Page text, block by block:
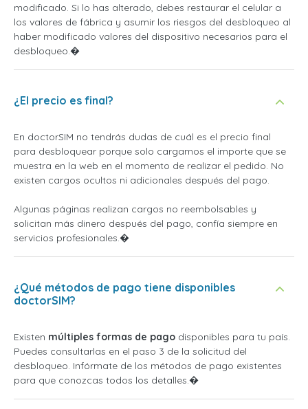
modificado. Si lo has alterado, debes restaurar el celular a
los valores de fábrica y asumir los riesgos del desbloqueo al
haber modificado valores del dispositivo necesarios para el
desbloqueo.�
¿El precio es final?
En doctorSIM no tendrás dudas de cuál es el precio final
para desbloquear porque solo cargamos el importe que se
muestra en la web en el momento de realizar el pedido. No
existen cargos ocultos ni adicionales después del pago.
Algunas páginas realizan cargos no reembolsables y
solicitan más dinero después del pago, confía siempre en
servicios profesionales.�
¿Qué métodos de pago tiene disponibles
doctorSIM?
Existen múltiples formas de pago disponibles para tu país.
Puedes consultarlas en el paso 3 de la solicitud del
desbloqueo. Infórmate de los métodos de pago existentes
para que conozcas todos los detalles.�